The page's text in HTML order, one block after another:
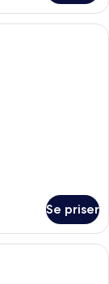
kvalitet, dundyner
Se priser
kvalitet, dundyner